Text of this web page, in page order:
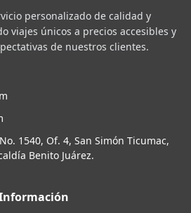
personalizado de calidad y
viajes únicos a precios accesibles y
de nuestros clientes.
1540, Of. 4, San Simón Ticumac,
Benito Juárez.